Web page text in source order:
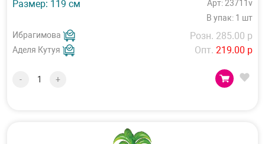
Размер: 119 см
Арт: 23711v
В упак: 1 шт
Ибрагимова
Аделя Кутуя
Розн. 285.00 р
Опт. 219.00 р
- +